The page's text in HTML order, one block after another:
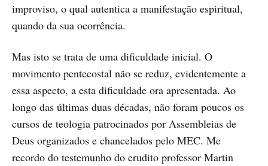
improviso, o qual autentica a manifestação espiritual,
quando da sua ocorrência.
Mas isto se trata de uma dificuldade inicial. O
movimento pentecostal não se reduz, evidentemente a
essa aspecto, a esta dificuldade ora apresentada. Ao
longo das últimas duas décadas, não foram poucos os
cursos de teologia patrocinados por Assembleias de
Deus organizados e chancelados pelo MEC. Me
recordo do testemunho do erudito professor Martin